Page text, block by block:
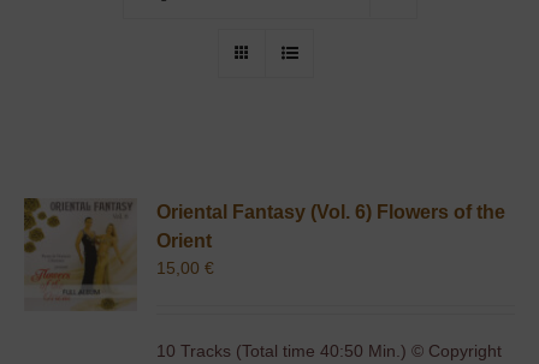
Oriental Fantasy (Vol. 6) Flowers of the
Orient
15,00€
10 Tracks (Total time 40:50 Min.) © Copyright